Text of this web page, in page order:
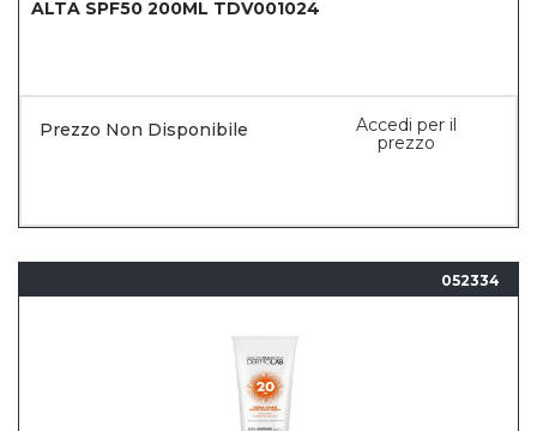
ALTA SPF50 200ML TDV001024
Prezzo Non Disponibile
Accedi per il
prezzo
052334